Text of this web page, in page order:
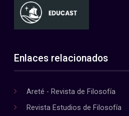
Enlaces relacionados
Areté - Revista de Filosofía
Revista Estudios de Filosofía